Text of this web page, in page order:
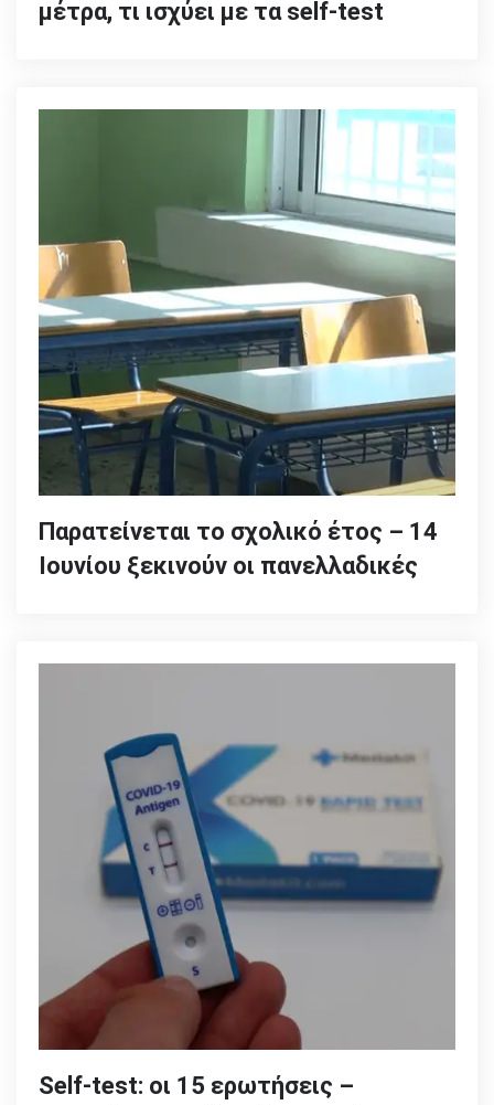
μέτρα, τι ισχύει με τα self-test
Παρατείνεται το σχολικό έτος – 14
Ιουνίου ξεκινούν οι πανελλαδικές
Self-test: οι 15 ερωτήσεις –